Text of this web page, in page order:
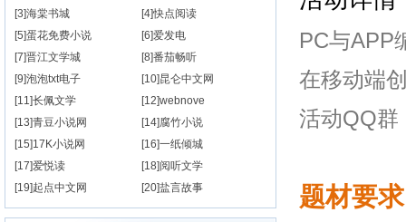
[3]海棠书城
[4]快点阅读
[5]蛋花免费小说
[6]爱发电
[7]晋江文学城
[8]番茄畅听
[9]泡泡txt电子
[10]昆仑中文网
[11]长佩文学
[12]webnove
[13]青豆小说网
[14]腐竹小说
[15]17K小说网
[16]一纸倾城
[17]爱悦读
[18]阅听文学
[19]起点中文网
[20]盐言故事
PC与APP
在移动端
活动QQ
题材要求